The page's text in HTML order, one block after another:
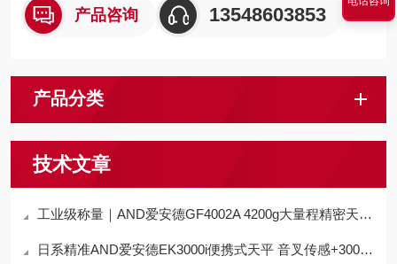
产品咨询 13548603853
产品分类
技术文章
工业级称量｜AND爱安德GF4002A 4200g大量程精密天平 技术全解析
日系精准AND爱安德EK3000i便携式天平 音叉传感+3000g量程 技术深度解析